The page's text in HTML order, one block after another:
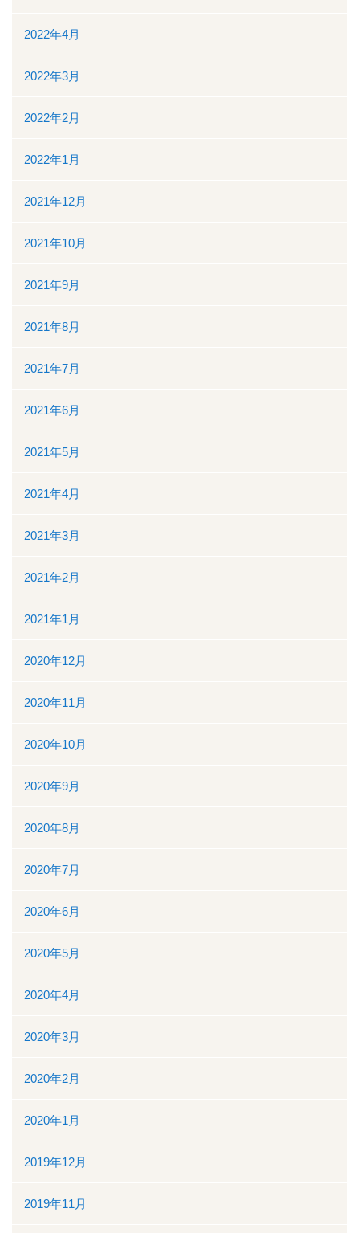
2022年4月
2022年3月
2022年2月
2022年1月
2021年12月
2021年10月
2021年9月
2021年8月
2021年7月
2021年6月
2021年5月
2021年4月
2021年3月
2021年2月
2021年1月
2020年12月
2020年11月
2020年10月
2020年9月
2020年8月
2020年7月
2020年6月
2020年5月
2020年4月
2020年3月
2020年2月
2020年1月
2019年12月
2019年11月